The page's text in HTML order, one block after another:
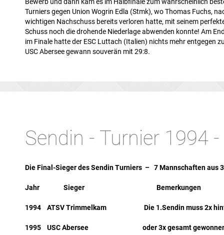
Turniers gegen Union Wogrin Edla (Stmk), wo Thomas Fuchs,
wichtigen Nachschuss bereits verloren hatte, mit seinem
Schuss noch die drohende Niederlage abwenden konnte! Am
im Finale hatte der ESC Luttach (Italien) nichts mehr entgegen
USC Abersee gewann souverän mit 29:8.
Sendin - Turnier 1994
Die Final-Sieger des Sendin Turniers – 7 Mannschaften aus
Jahr Sieger Bemerkungen
1994 ATSV Trimmelkam Die 1.Sendin muss 2x
1995 USC Abersee oder 3x gesamt gewonnen